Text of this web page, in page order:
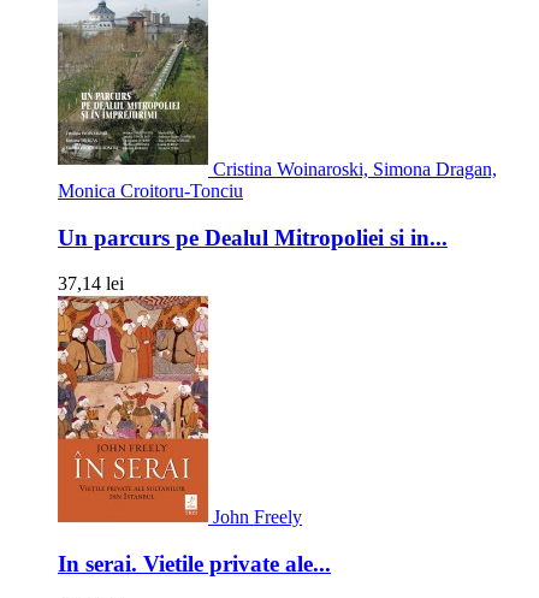
Cristina Woinaroski, Simona Dragan,
Monica Croitoru-Tonciu
Un parcurs pe Dealul Mitropoliei si in...
37,14 lei
John Freely
In serai. Vietile private ale...